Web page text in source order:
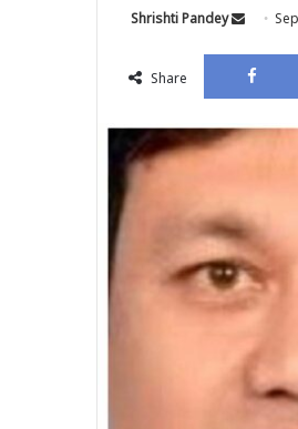
Shrishti Pandey
Send
email
Share